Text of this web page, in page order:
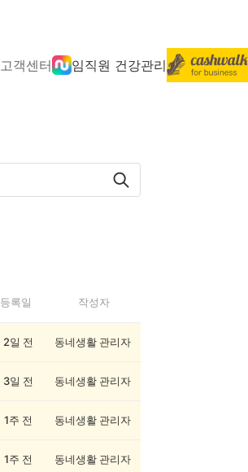
고객센터 임직원 건강관리
등록일 작성자
2일 전 동네생활 관리자
3일 전 동네생활 관리자
1주 전 동네생활 관리자
1주 전 동네생활 관리자